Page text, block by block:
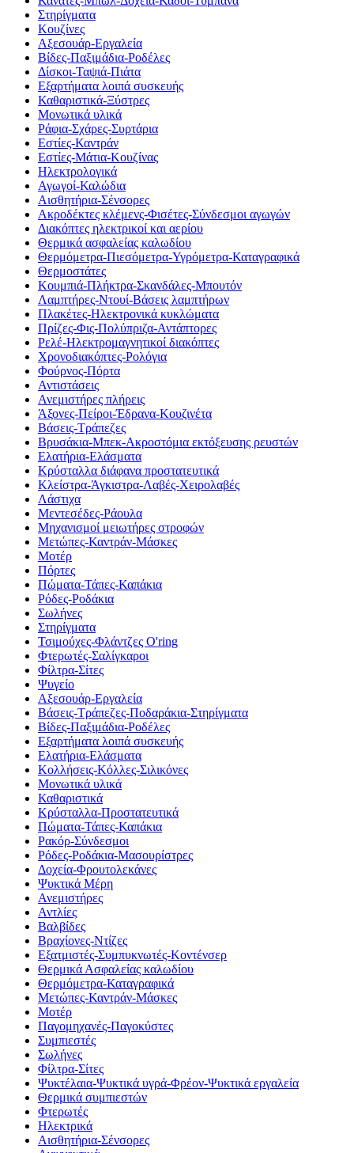
Στηρίγματα
Κουζίνες
Αξεσουάρ-Εργαλεία
Βίδες-Παξιμάδια-Ροδέλες
Δίσκοι-Ταψιά-Πιάτα
Εξαρτήματα λοιπά συσκευής
Καθαριστικά-Ξύστρες
Μονωτικά υλικά
Ράφια-Σχάρες-Συρτάρια
Εστίες-Καντράν
Εστίες-Μάτια-Κουζίνας
Ηλεκτρολογικά
Αγωγοί-Καλώδια
Αισθητήρια-Σένσορες
Ακροδέκτες κλέμενς-Φισέτες-Σύνδεσμοι αγωγών
Διακόπτες ηλεκτρικοί και αερίου
Θερμικά ασφαλείας καλωδίου
Θερμόμετρα-Πιεσόμετρα-Υγρόμετρα-Καταγραφικά
Θερμοστάτες
Κουμπιά-Πλήκτρα-Σκανδάλες-Μπουτόν
Λαμπτήρες-Ντουί-Βάσεις λαμπτήρων
Πλακέτες-Ηλεκτρονικά κυκλώματα
Πρίζες-Φις-Πολύπριζα-Αντάπτορες
Ρελέ-Ηλεκτρομαγνητικοί διακόπτες
Χρονοδιακόπτες-Ρολόγια
Φούρνος-Πόρτα
Αντιστάσεις
Ανεμιστήρες πλήρεις
Άξονες-Πείροι-Έδρανα-Κουζινέτα
Βάσεις-Τράπεζες
Βρυσάκια-Μπεκ-Ακροστόμια εκτόξευσης ρευστών
Ελατήρια-Ελάσματα
Κρύσταλλα διάφανα προστατευτικά
Κλείστρα-Άγκιστρα-Λαβές-Χειρολαβές
Λάστιχα
Μεντεσέδες-Ράουλα
Μηχανισμοί μειωτήρες στροφών
Μετώπες-Καντράν-Μάσκες
Μοτέρ
Πόρτες
Πώματα-Τάπες-Καπάκια
Ρόδες-Ροδάκια
Σωλήνες
Στηρίγματα
Τσιμούχες-Φλάντζες O'ring
Φτερωτές-Σαλίγκαροι
Φίλτρα-Σίτες
Ψυγείο
Αξεσουάρ-Εργαλεία
Βάσεις-Τράπεζες-Ποδαράκια-Στηρίγματα
Βίδες-Παξιμάδια-Ροδέλες
Εξαρτήματα λοιπά συσκευής
Ελατήρια-Ελάσματα
Κολλήσεις-Κόλλες-Σιλικόνες
Μονωτικά υλικά
Καθαριστικά
Κρύσταλλα-Προστατευτικά
Πώματα-Τάπες-Καπάκια
Ρακόρ-Σύνδεσμοι
Ρόδες-Ροδάκια-Μασουρίστρες
Δοχεία-Φρουτολεκάνες
Ψυκτικά Μέρη
Ανεμιστήρες
Αντλίες
Βαλβίδες
Βραχίονες-Ντίζες
Εξατμιστές-Συμπυκνωτές-Κοντένσερ
Θερμικά Ασφαλείας καλωδίου
Θερμόμετρα-Καταγραφικά
Μετώπες-Καντράν-Μάσκες
Μοτέρ
Παγομηχανές-Παγοκύστες
Συμπιεστές
Σωλήνες
Φίλτρα-Σίτες
Ψυκτέλαια-Ψυκτικά υγρά-Φρέον-Ψυκτικά εργαλεία
Θερμικά συμπιεστών
Φτερωτές
Ηλεκτρικά
Αισθητήρια-Σένσορες